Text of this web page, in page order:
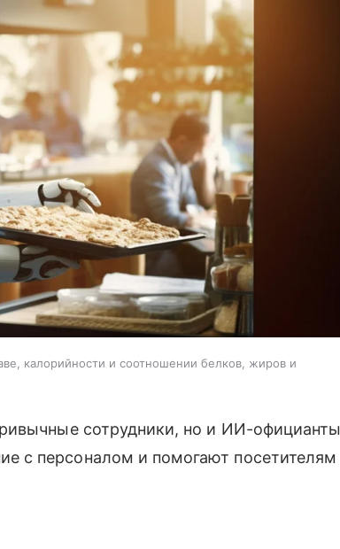
калорийности и соотношении белков, жиров и
сотрудники, но и ИИ-официанты
с персоналом и помогают посетителям